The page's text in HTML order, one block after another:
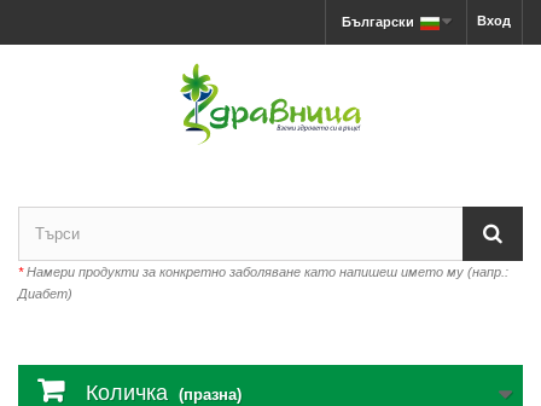
Вход
Български
*Намери продукти за конкретно заболяване като напишеш името му (напр.:
Диабет)
Количка (празна)